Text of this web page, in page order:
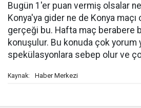
Bugün 1'er puan vermiş olsalar
Konya'ya gider ne de Konya maçı
gerçeği bu. Hafta maç berabere
konuşulur. Bu konuda çok yorum
spekülasyonlara sebep olur ve
Kaynak: Haber Merkezi